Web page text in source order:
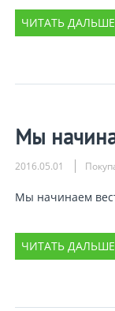
ЧИТАТЬ ДАЛЬШЕ
Мы
2016.05.01
Мы начинаем
ЧИТАТЬ ДАЛЬШЕ